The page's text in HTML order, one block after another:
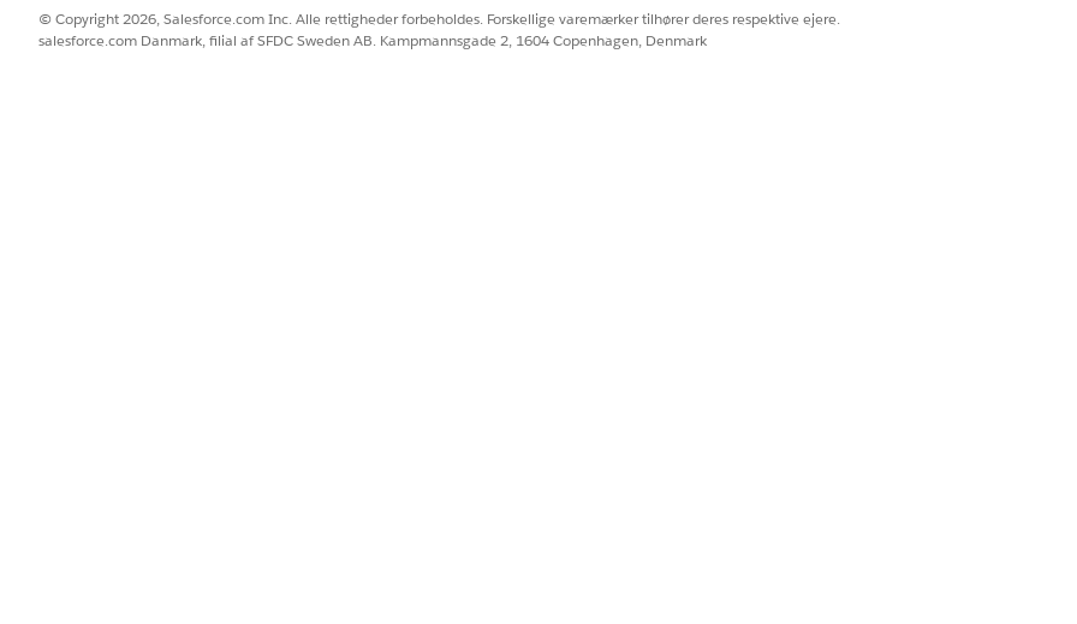
© Copyright 2026, Salesforce.com Inc. Alle rettigheder forbeholdes. Forskellige varemærker tilhører deres respektive ejere.
salesforce.com Danmark, filial af SFDC Sweden AB. Kampmannsgade 2, 1604 Copenhagen, Denmark